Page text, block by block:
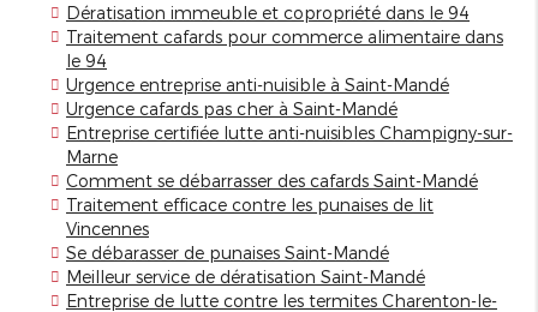
Dératisation immeuble et copropriété dans le 94
Traitement cafards pour commerce alimentaire dans
le 94
Urgence entreprise anti-nuisible à Saint-Mandé
Urgence cafards pas cher à Saint-Mandé
Entreprise certifiée lutte anti-nuisibles Champigny-sur-
Marne
Comment se débarrasser des cafards Saint-Mandé
Traitement efficace contre les punaises de lit
Vincennes
Se débarasser de punaises Saint-Mandé
Meilleur service de dératisation Saint-Mandé
Entreprise de lutte contre les termites Charenton-le-